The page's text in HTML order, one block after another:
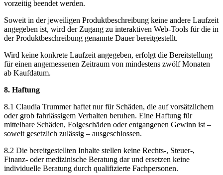
vorzeitig beendet werden.
Soweit in der jeweiligen Produktbeschreibung keine andere Laufzeit
angegeben ist, wird der Zugang zu interaktiven Web-Tools für die in
der Produktbeschreibung genannte Dauer bereitgestellt.
Wird keine konkrete Laufzeit angegeben, erfolgt die Bereitstellung
für einen angemessenen Zeitraum von mindestens zwölf Monaten
ab Kaufdatum.
8. Haftung
8.1 Claudia Trummer haftet nur für Schäden, die auf vorsätzlichem
oder grob fahrlässigem Verhalten beruhen. Eine Haftung für
mittelbare Schäden, Folgeschäden oder entgangenen Gewinn ist –
soweit gesetzlich zulässig – ausgeschlossen.
8.2 Die bereitgestellten Inhalte stellen keine Rechts-, Steuer-,
Finanz- oder medizinische Beratung dar und ersetzen keine
individuelle Beratung durch qualifizierte Fachpersonen.